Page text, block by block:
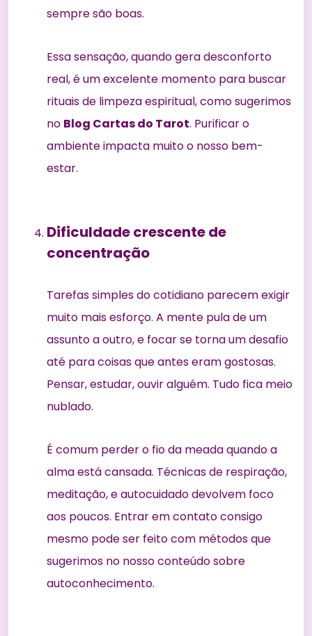
sempre são boas.
Essa sensação, quando gera desconforto
real, é um excelente momento para buscar
rituais de limpeza espiritual, como sugerimos
no Blog Cartas do Tarot. Purificar o
ambiente impacta muito o nosso bem-
estar.
Dificuldade crescente de
concentração
Tarefas simples do cotidiano parecem exigir
muito mais esforço. A mente pula de um
assunto a outro, e focar se torna um desafio
até para coisas que antes eram gostosas.
Pensar, estudar, ouvir alguém. Tudo fica meio
nublado.
É comum perder o fio da meada quando a
alma está cansada. Técnicas de respiração,
meditação, e autocuidado devolvem foco
aos poucos. Entrar em contato consigo
mesmo pode ser feito com métodos que
sugerimos no nosso conteúdo sobre
autoconhecimento.